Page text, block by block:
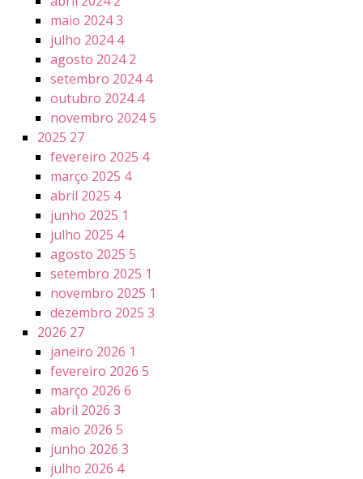
maio 20243
julho 20244
agosto 20242
setembro 20244
outubro 20244
novembro 20245
2025 27
fevereiro 2025 4
março 2025 4
abril 2025 4
junho 2025 1
julho 2025 4
agosto 2025 5
setembro 2025 1
novembro 2025 1
dezembro 2025 3
2026 27
janeiro 2026 1
fevereiro 2026 5
março 2026 6
abril 2026 3
maio 2026 5
junho 2026 3
julho 2026 4